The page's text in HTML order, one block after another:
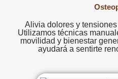
Alivia dolores y
Utilizamos técnicas
movilidad y bienestar
ayudará a sentirte